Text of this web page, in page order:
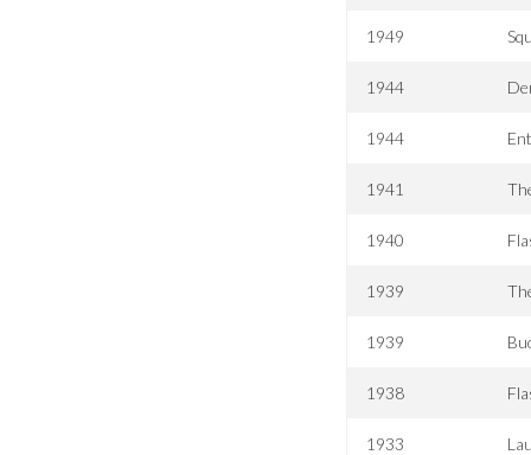
1949
1944
1944
1941
1940
1939
1939
1938
1933